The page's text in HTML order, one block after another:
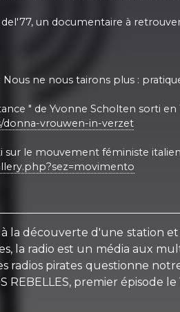
un documentaire à
Nous ne nous tairons plus :
" de Yvonne Scholten sorti
vrouwen-in-verzet
sur le mouvement féministe italien
la découverte d'une station et
la radio est un média aux
radios pirates questionne
REBELLES, premier épisode